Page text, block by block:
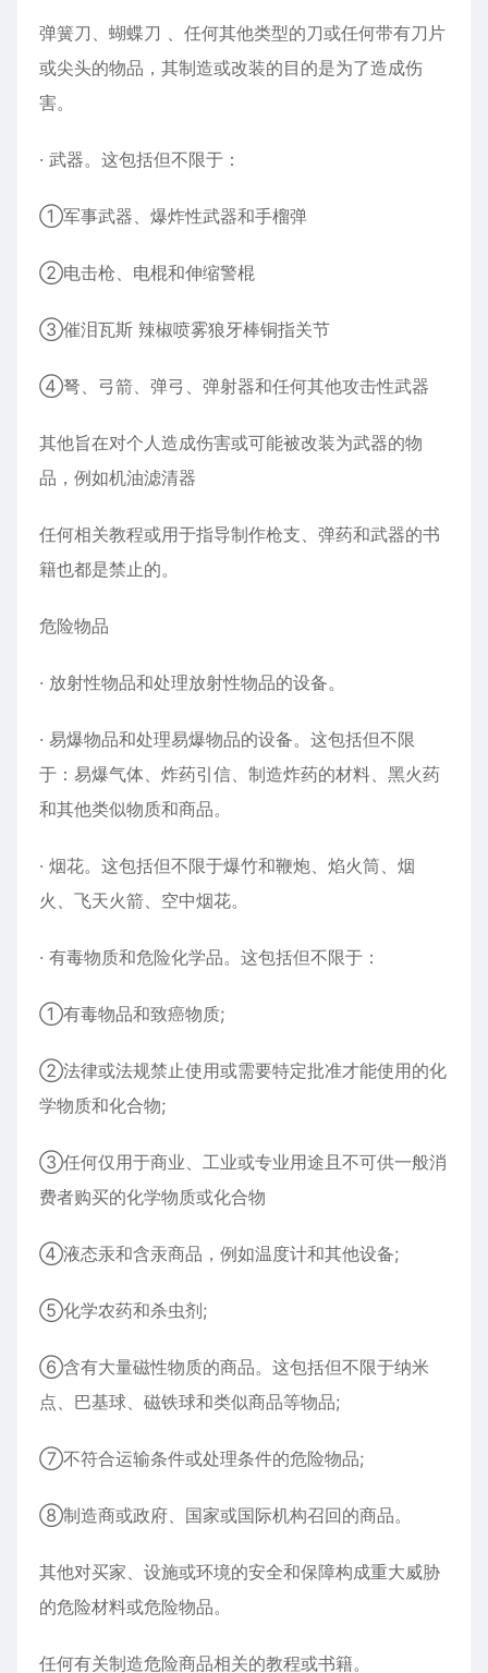
弹簧刀、蝴蝶刀 、任何其他类型的刀或任何带有刀片
或尖头的物品，其制造或改装的目的是为了造成伤
害。
· 武器。这包括但不限于：
①军事武器、爆炸性武器和手榴弹
②电击枪、电棍和伸缩警棍
③催泪瓦斯 辣椒喷雾狼牙棒铜指关节
④弩、弓箭、弹弓、弹射器和任何其他攻击性武器
其他旨在对个人造成伤害或可能被改装为武器的物
品，例如机油滤清器
任何相关教程或用于指导制作枪支、弹药和武器的书
籍也都是禁止的。
危险物品
· 放射性物品和处理放射性物品的设备。
· 易爆物品和处理易爆物品的设备。这包括但不限
于：易爆气体、炸药引信、制造炸药的材料、黑火药
和其他类似物质和商品。
· 烟花。这包括但不限于爆竹和鞭炮、焰火筒、烟
火、飞天火箭、空中烟花。
· 有毒物质和危险化学品。这包括但不限于：
①有毒物品和致癌物质;
②法律或法规禁止使用或需要特定批准才能使用的化
学物质和化合物;
③任何仅用于商业、工业或专业用途且不可供一般消
费者购买的化学物质或化合物
④液态汞和含汞商品，例如温度计和其他设备;
⑤化学农药和杀虫剂;
⑥含有大量磁性物质的商品。这包括但不限于纳米
点、巴基球、磁铁球和类似商品等物品;
⑦不符合运输条件或处理条件的危险物品;
⑧制造商或政府、国家或国际机构召回的商品。
其他对买家、设施或环境的安全和保障构成重大威胁
的危险材料或危险物品。
任何有关制造危险商品相关的教程或书籍。